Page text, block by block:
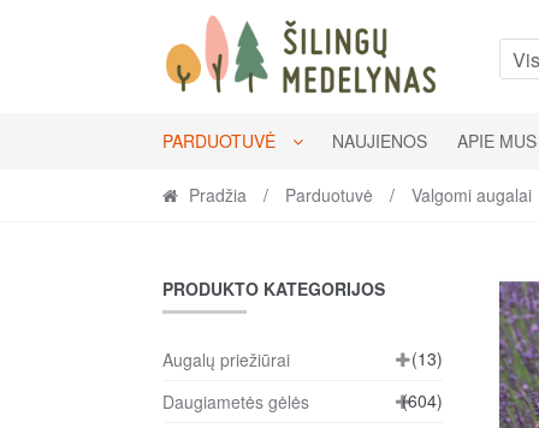
to
navigation
to
content
PARDUOTUVĖ NAUJIENOS APIE MUS
Pradžia / Parduotuvė / Valgomi augalai
PRODUKTO KATEGORIJOS
Augalų priežiūrai
(13)
Daugiametės gėlės
(604)